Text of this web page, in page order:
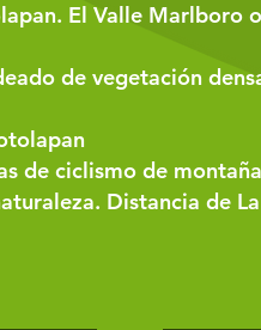
El Valle Marlboro
de vegetación
de ciclismo de
Distancia de